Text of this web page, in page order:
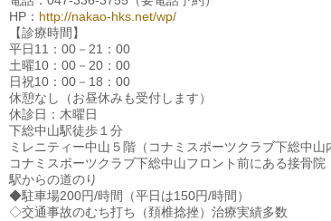
HP： http://nakao-hks.net/wp/
【診療時間】
平日11：00－21：00
土曜10：00－20：00
日祝10：00－18：00
休憩なし（お昼休みも受付します）
休診日：木曜日
下総中山駅徒歩１分
ミレニティー中山５階（コナミスポーツクラブ下総中山
コナミスポーツクラブ下総中山フロント前にある接骨院
駅からの道のり
◆駐車場200円/時間（平日は150円/時間）
◇交通事故のむち打ち（頚椎捻挫）治療実績多数